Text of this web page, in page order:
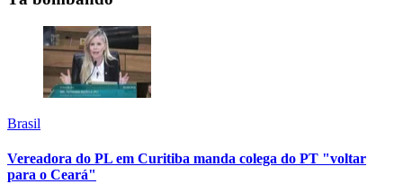
Brasil
Vereadora do PL em Curitiba manda colega do PT "voltar
para o Ceará"